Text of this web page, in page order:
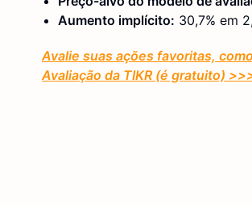
Aumento implícito: 30,7% em
Avalie suas ações favoritas,
Avaliação da TIKR (é gratuito)